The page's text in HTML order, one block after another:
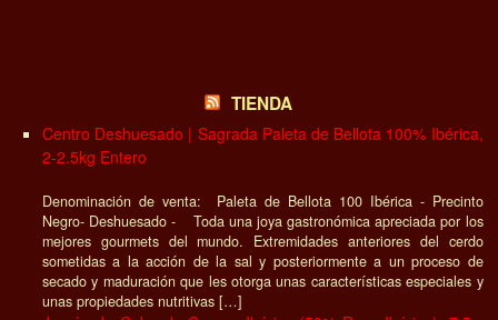
TIENDA
Centro Deshuesado | Sagrada Paleta de Bellota 100% Ibérica,
2-2.5kg Entero
Denominación de venta: Paleta de Bellota 100 Ibérica - Precinto
Negro- Deshuesado - Toda una joya gastronómica apreciada por los
mejores gourmets del mundo. Extremidades anteriores del cerdo
sometidas a la acción de la sal y posteriormente a un proceso de
secado y maduración que les otorga unas características especiales y
unas propiedades nutritivas […]